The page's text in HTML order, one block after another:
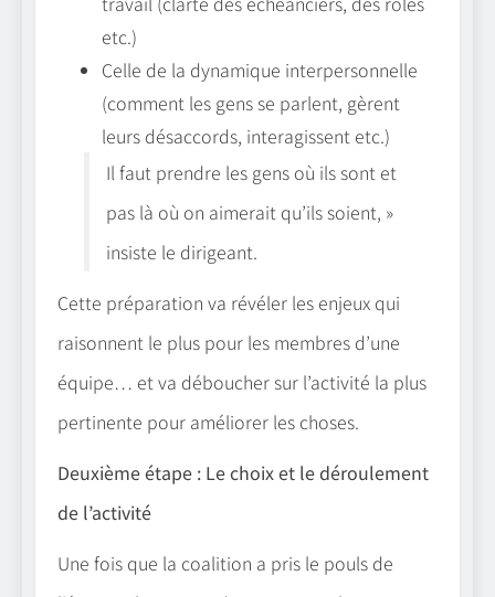
etc.)
Celle de la dynamique interpersonnelle
(comment les gens se parlent, gèrent
leurs désaccords, interagissent etc.)
Il faut prendre les gens où ils sont et
pas là où on aimerait qu’ils soient, »
insiste le dirigeant.
Cette préparation va révéler les enjeux qui
raisonnent le plus pour les membres d’une
équipe… et va déboucher sur l’activité la plus
pertinente pour améliorer les choses.
Deuxième étape : Le choix et le déroulement
de l’activité
Une fois que la coalition a pris le pouls de